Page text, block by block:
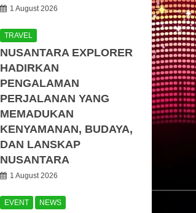
1 August 2026
TRAVEL
NUSANTARA EXPLORER
HADIRKAN
PENGALAMAN
PERJALANAN YANG
MEMADUKAN
KENYAMANAN, BUDAYA,
DAN LANSKAP
NUSANTARA
1 August 2026
EVENT NEWS